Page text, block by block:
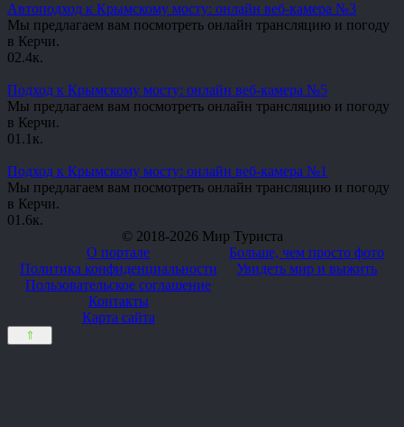
Автоподход к Крымскому мосту: онлайн веб-камера №3
Мы предлагаем вам посмотреть онлайн трансляцию и погоду
в Керчи.
02.4к.
Подход к Крымскому мосту: онлайн веб-камера №5
Мы предлагаем вам посмотреть онлайн трансляцию и погоду
в Керчи.
01.1к.
Подход к Крымскому мосту: онлайн веб-камера №1
Мы предлагаем вам посмотреть онлайн трансляцию и погоду
в Керчи.
01.6к.
© 2018-2026 Мир Туриста
О портале
Политика конфиденциальности
Пользовательское соглашение
Контакты
Карта сайта
Больше, чем просто фото
Увидеть мир и выжить